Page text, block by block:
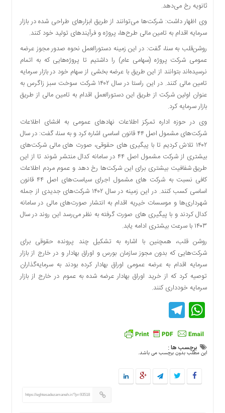
ثانویه رخ می‌دهد.
وی اظهار داشت: شرکت‌ها می‌توانند از طریق ابزارهای طراحی شده در بازار
سرمایه اقدام به تامین مالی طرح‌ها، پروژه‌ و فرآیندهای تولید خود کنند.
روشن‌قلب به سنا، گفت: در این زمینه دستورالعمل نحوه صدور مجوز عرضه
عمومی شرکت پروژه (سهامی عام) را داشتیم تا پروژه‌هایی که به اتمام
نرسیده‌اند بتوانند از این طریق با عرضه بخشی از سهام خود در بازار سرمایه
تامین مالی کنند. در این راستا در سال ۱۴۰۲ شرکت سوخت سبز زاگرس به
عنوان اولین شرکت از طریق این دستورالعمل اقدام به تامین مالی از طریق
بازار سرمایه کرد.
وی در حوزه اداره تمرکز اطلاعات نهادهای عمومی به افشای اطلاعات
شرکت‌های مشمول اصل ۴۴ قانون اساسی اشاره کرد و به سنا، گفت: در سال
۱۴۰۲ تلاش کردیم تا با پیگیری های حقوقی، صورت های مالی شرکت‌های
بیشتری از شرکت مشمول اصل ۴۴ در سامانه کدال منتشر شوند تا از این
طریق شفافیت بیشتری برای این شرکت‌ها رخ دهد و عموم مردم اطلاعات
کافی نسبت به شرکت های مشمول اجرای سیاست‌های اصل ۴۴ قانون
اساسی کسب کنند. در این زمینه در سال ۱۴۰۲ شرکت‌های جدیدی از جمله
شهرداری‌ها و موسسات خیریه اقدام به انتشار صورت‌های مالی در سامانه
کدال کردند و با پیگیری های صورت گرفته به نظر می‌رسد این روند در سال
۱۴۰۳ با سرعت بیشتری ادامه یابد.
روشن قلب، همچنین با اشاره به تشکیل چند پرونده حقوقی برای
شرکت‌هایی که بدون مجوز سازمان بورس و اوراق بهادار و در خارج از بازار
سرمایه اقدام به عرضه عمومی اوراق بهادار کرده بودند به سرمایه‌گذاران
توصیه کرد که از خرید اوراق بهادار عرضه شده به عموم در خارج از بازار
سرمایه خودداری کنند.
WhatsApp
Telegram
برچسب ها :
این مطلب بدون برچسب می باشد.
https://eghtesadezamaneh.ir/?p=93518